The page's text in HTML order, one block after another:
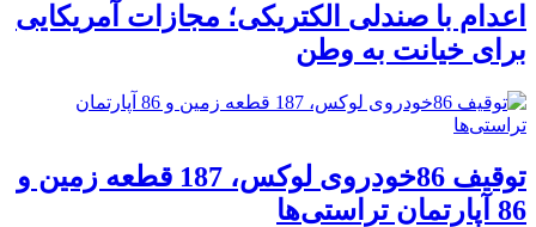
اعدام با صندلی الکتریکی؛ مجازات آمریکایی
برای خیانت به وطن
توقیف 86خودروی لوکس، 187 قطعه زمین و
86 آپارتمان تراستی‌ها